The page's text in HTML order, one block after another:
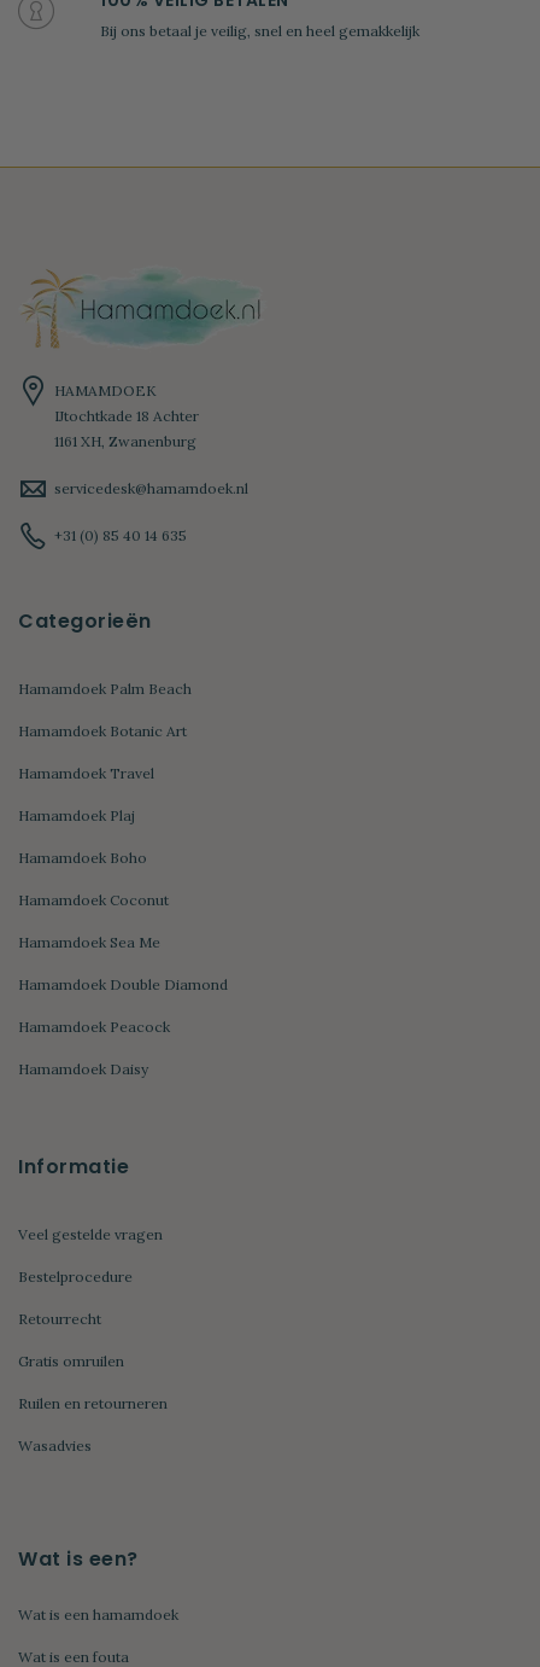
Bij ons betaal je veilig, snel en heel gemakkelijk
HAMAMDOEK
IJtochtkade 18 Achter
1161 XH, Zwanenburg
servicedesk@hamamdoek.nl
+31 (0) 85 40 14 635
Categorieën
Hamamdoek Palm Beach
Hamamdoek Botanic Art
Hamamdoek Travel
Hamamdoek Plaj
Hamamdoek Boho
Hamamdoek Coconut
Hamamdoek Sea Me
Hamamdoek Double Diamond
Hamamdoek Peacock
Hamamdoek Daisy
Informatie
Veel gestelde vragen
Bestelprocedure
Retourrecht
Gratis omruilen
Ruilen en retourneren
Wasadvies
Wat is een?
Wat is een hamamdoek
Wat is een fouta